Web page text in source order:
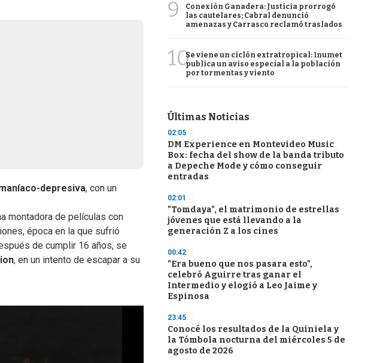
depresiva, con un
montadora de películas con
época en la que sufrió
de cumplir 16 años, se
, en un intento de escapar a su
9
Conexión Ganadera: Justicia prorrogó
las cautelares; Cabral denunció
amenazas y Carrasco reclamó traslados
10Se viene un ciclón extratropical: Inumet
publica un aviso especial a la población
por tormentas y viento
Últimas Noticias
02:05
DM Experience en Montevideo Music
Box: fecha del show de la banda tributo
a Depeche Mode y cómo conseguir
entradas
02:01
"Tomdaya", el matrimonio de estrellas
jóvenes que está llevando a la
generación Z a los cines
00:42
"Era bueno que nos pasara esto",
celebró Aguirre tras ganar el
Intermedio y elogió a Leo Jaime y
Espinosa
23:45
Conocé los resultados de la Quiniela y
la Tómbola nocturna del miércoles 5 de
agosto de 2026